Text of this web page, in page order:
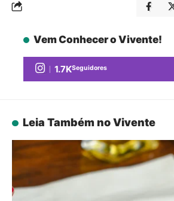
Vem Conhecer o Vivente!
1.7KSeguidores
Leia Também no Vivente